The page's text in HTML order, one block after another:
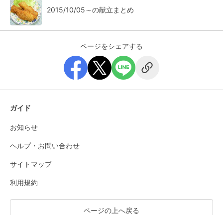
2015/10/05～の献立まとめ
ページをシェアする
ガイド
お知らせ
ヘルプ・お問い合わせ
サイトマップ
利用規約
ページの上へ戻る